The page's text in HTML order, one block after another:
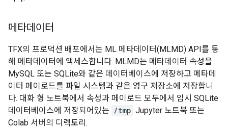
메타데이터
TFX의 프로덕션 배포에서는 ML 메타데이터(MLMD) API를 통
해 메타데이터에 액세스합니다. MLMD는 메타데이터 속성을
MySQL 또는 SQLite와 같은 데이터베이스에 저장하고 메타데
이터 페이로드를 파일 시스템과 같은 영구 저장소에 저장합니
다. 대화 형 노트북에서 속성과 페이로드 모두에서 임시 SQLite
데이터베이스에 저장되어있는 /tmp Jupyter 노트북 또는
Colab 서버의 디렉토리.